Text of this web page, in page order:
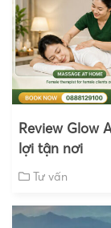
Review Glow
lợi tận nơi
Tư vấn